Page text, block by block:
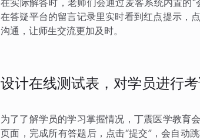
在实际解答时，老师们会通过麦客系统内置的
在答疑平台的留言记录里实时看到红点提示，
沟通，让师生交流更加及时。
设计在线测试表，对学员进行
为了了解学员的学习掌握情况，丁震医学教育
页面，完成所有答题后，点击“提交”，会自动